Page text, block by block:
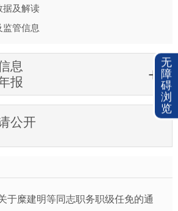
据及解读
监管信息
息
报
公开
于糜建明等同志职务职级任免的通
无
障
碍
浏
览